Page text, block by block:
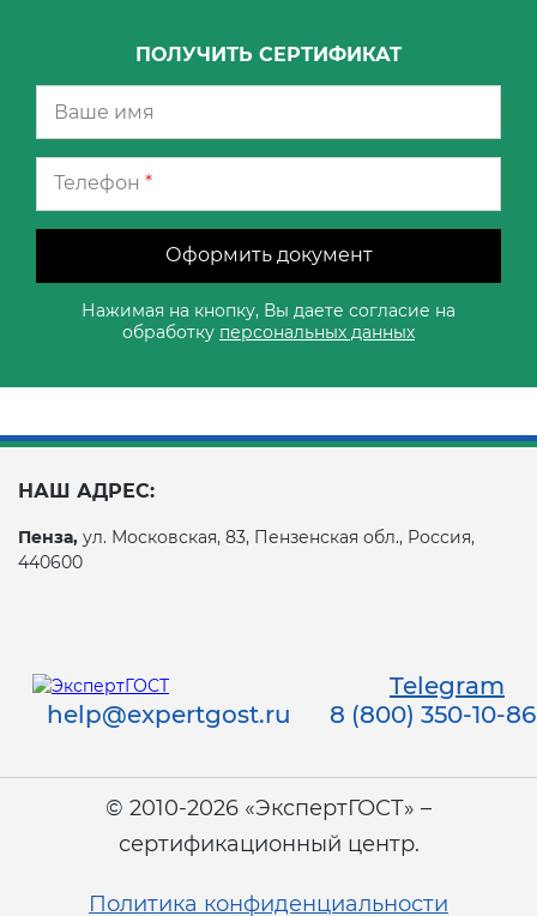
ПОЛУЧИТЬ СЕРТИФИКАТ
Телефон *
Оформить документ
Нажимая на кнопку, Вы даете согласие на
обработку персональных данных
НАШ АДРЕС:
Пенза, ул. Московская, 83, Пензенская обл., Россия,
440600
Telegram
help@expertgost.ru
8 (800) 350-10-86
© 2010-2026 «ЭкспертГОСТ» –
сертификационный центр.
Политика конфиденциальности